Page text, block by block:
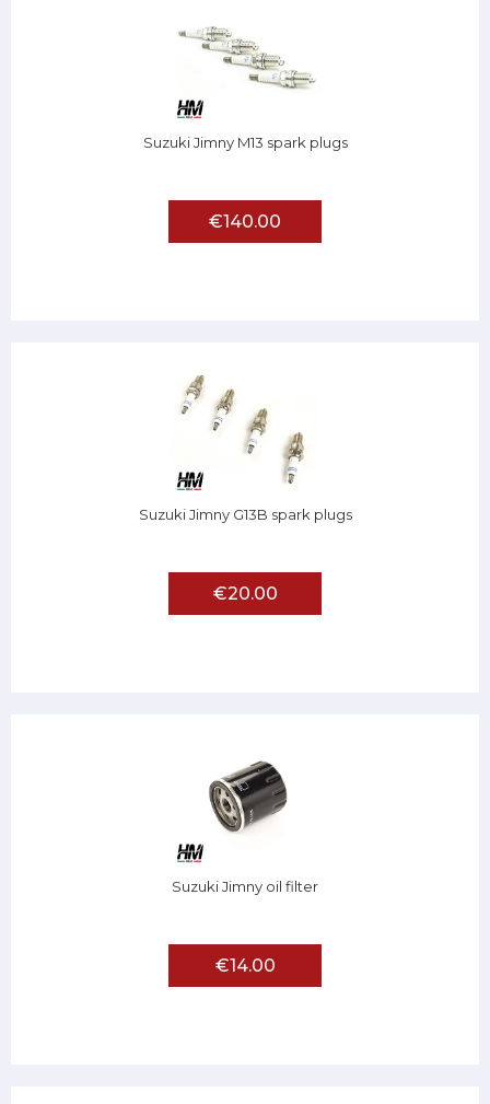
Suzuki Jimny M13 spark plugs
€140.00
Suzuki Jimny G13B spark plugs
€20.00
Suzuki Jimny oil filter
€14.00